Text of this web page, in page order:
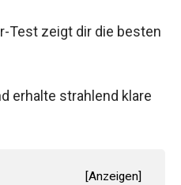
Test zeigt dir die besten
erhalte strahlend klare
[Anzeigen]